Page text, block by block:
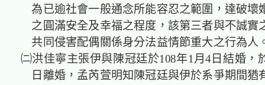
為已逾社會一般通念所能容忍之範圍，達破壞
之圓滿安全及幸福之程度，該第三者與不誠實
共同侵害配偶關係身分法益情節重大之行為人
㈡洪佳寧主張伊與陳冠廷於108年1月4日結婚，
日離婚，孟芮萱明知陳冠廷與伊於系爭期間猶